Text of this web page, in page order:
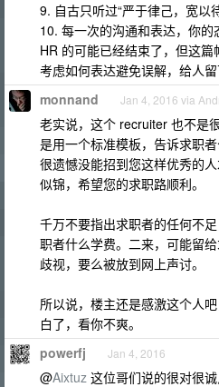
9. 自古只听过“严于律己，宽以
10. 每一次的沟通和表达，你
HR 的可能已经结束了，但这
考虑如何表达避免误解，给人留
monnand Jan 4, 2016 via
老实说，这个 recruiter 也不是
是用一个标准模板，告诉求职
很遗憾没能招到您这样优秀的
似锦，希望您的求职路顺利。
千万不要指出求职者的任何不
职者什么学费。二来，可能留
歧视，要么被放到网上声讨。
所以说，楼主还是感激这个人
白了，看你不爽。
powerfj Jan 4, 2016
@Aixtuz 这位哥们说的很对很